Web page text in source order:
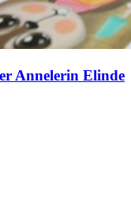
Annelerin Elinde